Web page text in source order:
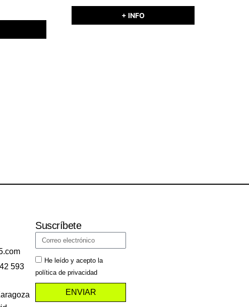
+ INFO
593
Suscríbete
He leído y acepto la
política de privacidad
ENVIAR